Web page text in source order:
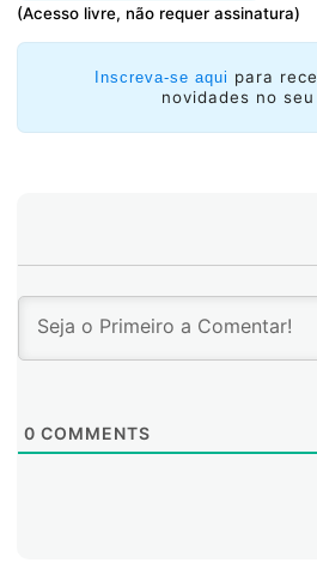
(Acesso livre, não requer assinatura)
Inscreva-se aqui para
novidades no
0 COMMENTS